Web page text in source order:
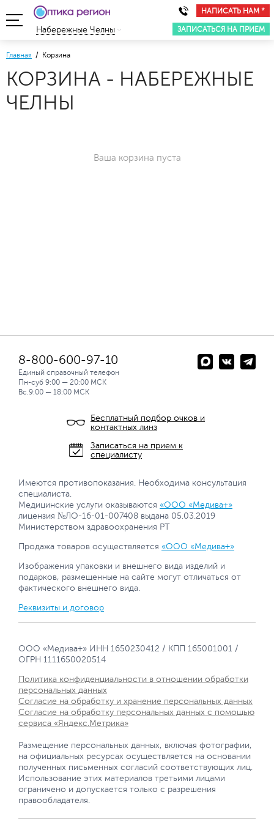
НАПИСАТЬ НАМ *
ЗАПИСАТЬСЯ НА ПРИЕМ
Набережные Челны
Главная / Корзина
КОРЗИНА - НАБЕРЕЖНЫЕ
ЧЕЛНЫ
Ваша корзина пуста
8-800-600-97-10
Единый справочный телефон
Пн-суб 9:00 — 20:00 МСК
Вс.9:00 — 18:00 МСК
Бесплатный подбор очков и
контактных линз
Записаться на прием к
специалисту
Имеются противопоказания. Необходима консультация
специалиста.
Медицинские услуги оказываются «ООО «Медива+»
лицензия №ЛО-16-01-007408 выдана 05.03.2019
Министерством здравоохранения РТ
Продажа товаров осуществляется «ООО «Медива+»
Изображения упаковки и внешнего вида изделий и
подарков, размещенные на сайте могут отличаться от
фактического внешнего вида.
Реквизиты и договор
ООО «Медива+» ИНН 1650230412 / КПП 165001001 /
ОГРН 1111650020514
Политика конфиденциальности в отношении обработки
персональных данных
Согласие на обработку и хранение персональных данных
Согласие на обработку персональных данных с помощью
сервиса «Яндекс.Метрика»
Размещение персональных данных, включая фотографии,
на официальных ресурсах осуществляется на основании
полученных письменных согласий соответствующих лиц.
Использование этих материалов третьими лицами
ограничено и допускается только с разрешения
правообладателя.